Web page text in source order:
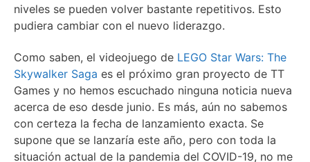
niveles se pueden volver bastante repetitivos. Esto
pudiera cambiar con el nuevo liderazgo.
Como saben, el videojuego de LEGO Star Wars: The
Skywalker Saga es el próximo gran proyecto de TT
Games y no hemos escuchado ninguna noticia nueva
acerca de eso desde junio. Es más, aún no sabemos
con certeza la fecha de lanzamiento exacta. Se
supone que se lanzaría este año, pero con toda la
situación actual de la pandemia del COVID-19, no me